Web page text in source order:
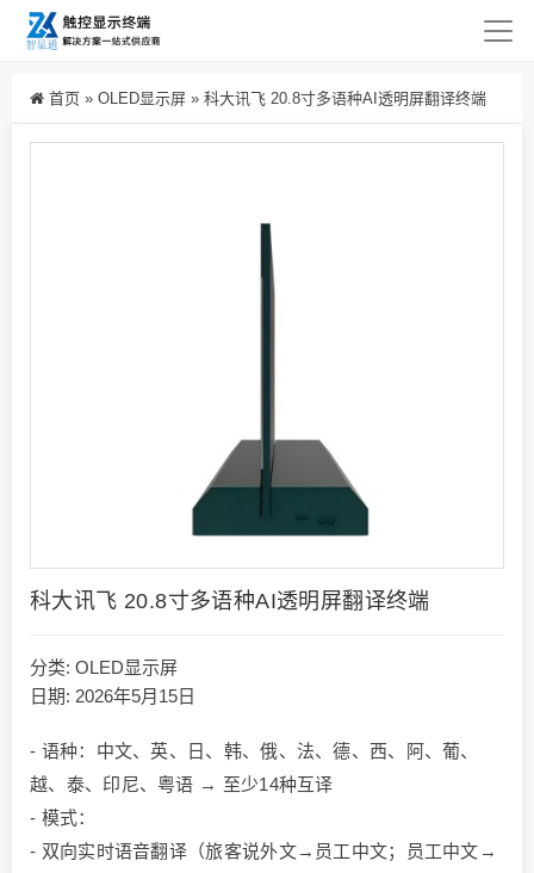
首页 » OLED显示屏 » 科大讯飞 20.8寸多语种AI透明屏翻译终端
科大讯飞 20.8寸多语种AI透明屏翻译终端
分类: OLED显示屏
日期: 2026年5月15日
- 语种：中文、英、日、韩、俄、法、德、西、阿、葡、
越、泰、印尼、粤语 → 至少14种互译
- 模式：
- 双向实时语音翻译（旅客说外文→员工中文；员工中文→